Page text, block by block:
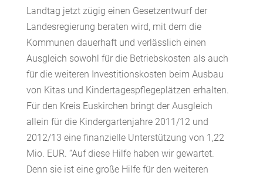
Landtag jetzt zügig einen Gesetzentwurf der
Landesregierung beraten wird, mit dem die
Kommunen dauerhaft und verlässlich einen
Ausgleich sowohl für die Betriebskosten als auch
für die weiteren Investitionskosten beim Ausbau
von Kitas und Kindertagespflegeplätzen erhalten.
Für den Kreis Euskirchen bringt der Ausgleich
allein für die Kindergartenjahre 2011/12 und
2012/13 eine finanzielle Unterstützung von 1,22
Mio. EUR. “Auf diese Hilfe haben wir gewartet.
Denn sie ist eine große Hilfe für den weiteren